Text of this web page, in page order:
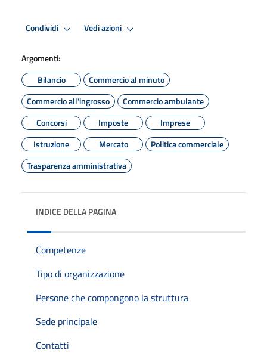
Condividi Vedi azioni
Argomenti:
Bilancio
Commercio al minuto
Commercio all'ingrosso
Commercio ambulante
Concorsi
Imposte
Imprese
Istruzione
Mercato
Politica commerciale
Trasparenza amministrativa
INDICE DELLA PAGINA
Competenze
Tipo di organizzazione
Persone che compongono la struttura
Sede principale
Contatti